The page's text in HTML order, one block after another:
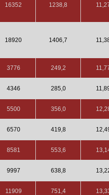
16352 1238,8
18920 1406,7
3776 249,2
4346 285,0
5500 356,0
6570 419,8
8581 553,6
9997 638,8
11909 751,4